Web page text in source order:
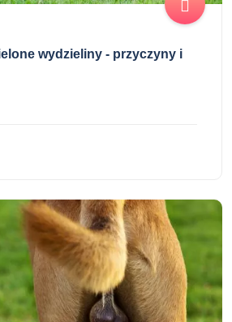
wydzieliny - przyczyny i